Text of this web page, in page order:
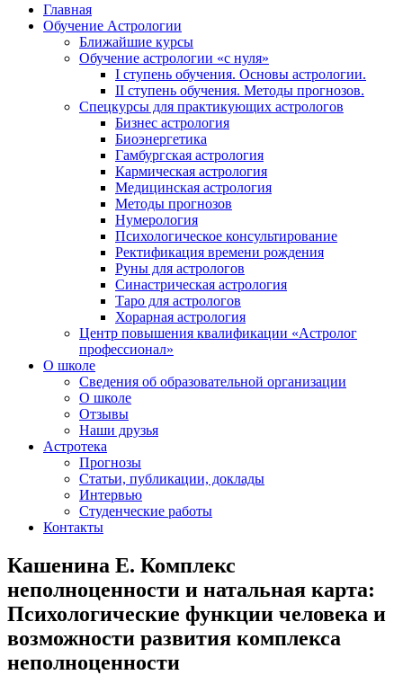
Главная
Обучение Астрологии
Ближайшие курсы
Обучение астрологии «с нуля»
I ступень обучения. Основы астрологии.
II ступень обучения. Методы прогнозов.
Спецкурсы для практикующих астрологов
Бизнес астрология
Биоэнергетика
Гамбургская астрология
Кармическая астрология
Медицинская астрология
Методы прогнозов
Нумерология
Психологическое консультирование
Ректификация времени рождения
Руны для астрологов
Синастрическая астрология
Таро для астрологов
Хорарная астрология
Центр повышения квалификации «Астролог
профессионал»
О школе
Сведения об образовательной организации
О школе
Отзывы
Наши друзья
Астротека
Прогнозы
Статьи, публикации, доклады
Интервью
Студенческие работы
Контакты
Кашенина Е. Комплекс
неполноценности и натальная карта:
Психологические функции человека и
возможности развития комплекса
неполноценности